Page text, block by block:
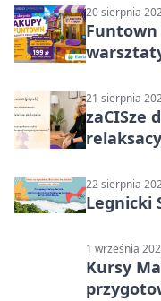
20 sierpnia
Funtown
21 sierpnia
zaCISze
22 sierpnia
Legnicki
1 września
Kursy